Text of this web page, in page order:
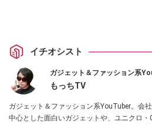
イチオシスト
ガジェット＆ファッション系
もっちTV
ガジェット＆ファッション系YouTuber。会
中心とした面白いガジェットや、ユニクロ